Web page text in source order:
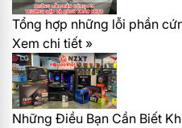
Tổng hợp những lỗi phần
Xem chi tiết »
Những Điều Bạn Cần Biết